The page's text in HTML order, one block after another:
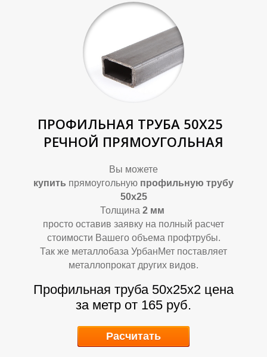
В
ПРОФИЛЬНАЯ ТРУБА 50Х25
РЕЧНОЙ ПРЯМОУГОЛЬНАЯ
Вы можете
купить прямоугольную профильную трубу
50х25
Толщина 2 мм
просто оставив заявку на полный расчет
стоимости Вашего объема профтрубы.
Так же металлобаза УрбанМет поставляет
металлопрокат других видов.
Профильная труба 50х25х2 цена
за метр от 165 руб.
Расчитать
В